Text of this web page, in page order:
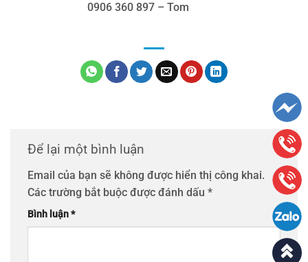
0906 360 897 – Tom
Để lại một bình luận
Email của bạn sẽ không được hiển thị công khai.
Các trường bắt buộc được đánh dấu *
Bình luận*